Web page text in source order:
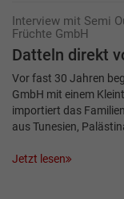
Interview mit Semi
Früchte GmbH
Datteln direkt
Vor fast 30 Jahren
GmbH mit einem
importiert das
aus Tunesien,
Jetzt lesen